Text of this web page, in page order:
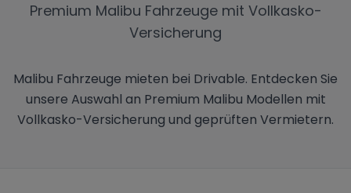
Corvette
Premium Malibu Fahrzeuge mit Vollkasko-
Versicherung
Malibu Fahrzeuge mieten bei Drivable. Entdecken Sie
unsere Auswahl an Premium Malibu Modellen mit
Vollkasko-Versicherung und geprüften Vermietern.